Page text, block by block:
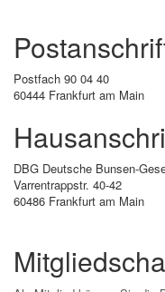
Postfach 90 04 40
60444 Frankfurt am Main
DBG Deutsche Bunsen-
Varrentrappstr. 40-42
60486 Frankfurt am Main